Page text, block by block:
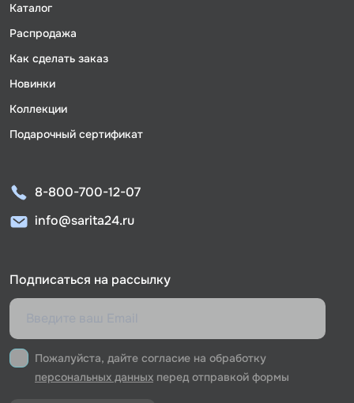
Каталог
Распродажа
Как сделать заказ
Новинки
Коллекции
Подарочный сертификат
8-800-700-12-07
info@sarita24.ru
Подписаться на рассылку
Пожалуйста, дайте согласие на обработку
персональных данных перед отправкой формы